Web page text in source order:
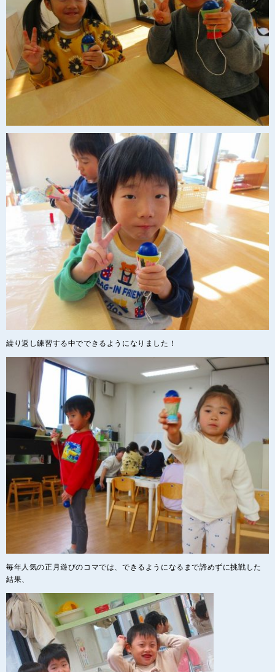
繰り返し練習する中でできるようになりました！
毎年人気の正月遊びのコマでは、できるようになるまで諦めずに挑戦した
結果、